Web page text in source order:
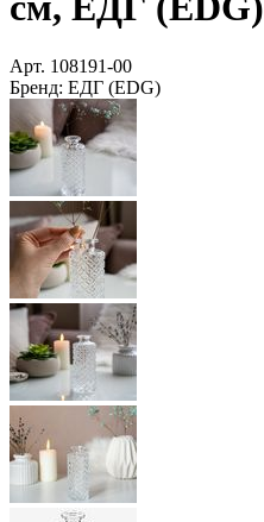
Арт. 108191-00
Бренд: ЕДГ (EDG)